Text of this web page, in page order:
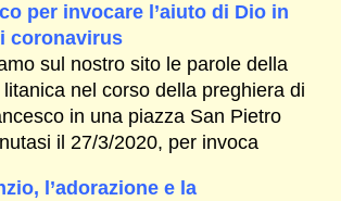
per invocare l’aiuto di Dio in
coronavirus
sul nostro sito le parole della
nel corso della preghiera di
in una piazza San Pietro
il 27/3/2020, per invoca
l’adorazione e la